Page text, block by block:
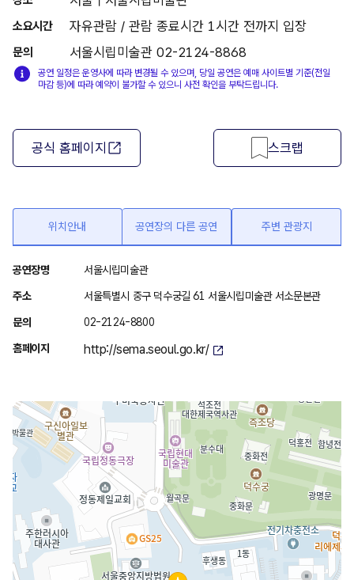
소요시간 자유관람 / 관람 종료시간 1시간 전까지 입장
문의 서울시립미술관 02-2124-8868
공연 일정은 운영사에 따라 변경될 수 있으며, 당일 공연은 예매 사이트별 기준(전일
마감 등)에 따라 예약이 불가할 수 있으니 사전 확인을 부탁드립니다.
공식 홈페이지 스크랩
위치안내 공연장의 다른 공연 주변 관광지
위
치
안
공연장명 서울시립미술관
주소 서울특별시 중구 덕수궁길 61 서울시립미술관 서소문본관
문의 02-2124-8800
홈페이지 http://sema.seoul.go.kr/